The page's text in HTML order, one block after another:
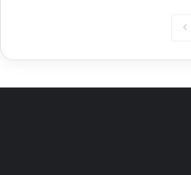
الصفحة